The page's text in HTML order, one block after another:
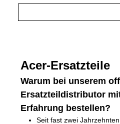
Acer-Ersatzteile
Warum bei unserem
Ersatzteildistributor
Erfahrung bestellen?
Seit fast zwei